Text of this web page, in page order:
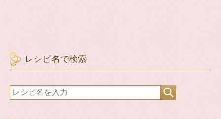
レシピ名で検索